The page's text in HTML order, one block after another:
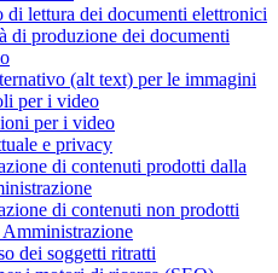
di lettura dei documenti elettronici
di produzione dei documenti
(alt text) per le immagini
per i video
per i video
e privacy
di contenuti prodotti dalla
di contenuti non prodotti
dei soggetti ritratti